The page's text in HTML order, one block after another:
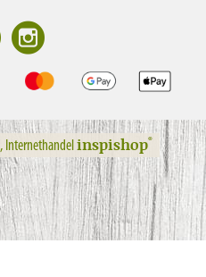
, Internethandel inspishop®